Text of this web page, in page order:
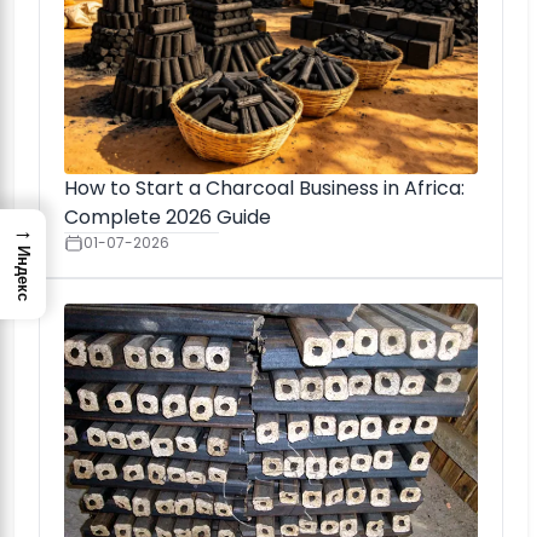
How to Start a Charcoal Business in Africa:
Complete 2026 Guide
01-07-2026
→
Индекс